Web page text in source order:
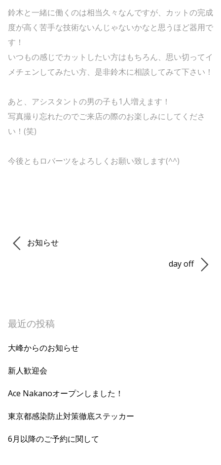
鈴木と一緒に働くのは相当久々なんですが、カットの完成
度が高く苦手な技術ないんじゃないかなと思うほど器用で
す！
いつもの感じでカットしたい方はもちろん、思い切ってイ
メチェンしてみたい方、是非鈴木に相談してみて下さい！
あと、アシスタントの男の子も1人増えます！
写真撮り忘れたのでご来店の際のお楽しみにしてくださ
い！(笑)
今後ともロバーツをよろしくお願い致します(^^)
お知らせ
day off
最近の投稿
大峰からのお知らせ
新人歓迎会
Ace Nakanoオープンしました！
東京都感染防止対策徹底ステッカー
6月以降のご予約に関して